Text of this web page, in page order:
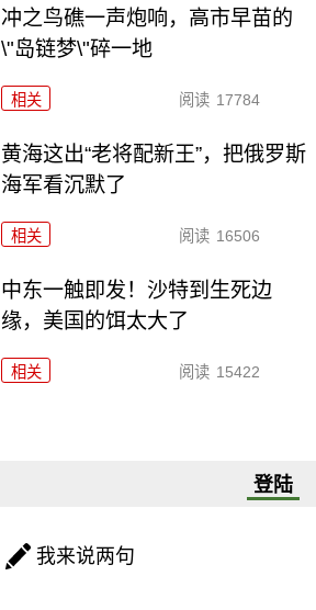
冲之鸟礁一声炮响，高市早苗的
\"岛链梦\"碎一地
相关 阅读 17784
黄海这出“老将配新王”，把俄罗斯
海军看沉默了
相关 阅读 16506
中东一触即发！沙特到生死边
缘，美国的饵太大了
相关 阅读 15422
登陆
我来说两句